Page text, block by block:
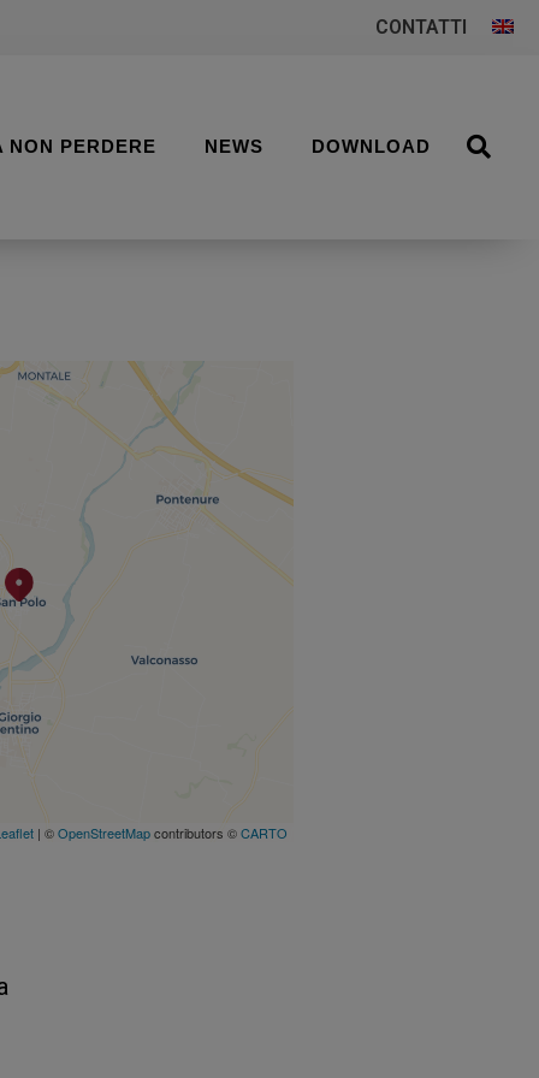
CONTATTI
NON PERDERE NEWS DOWNLOAD
| ©OpenStreetMapcontributors ©CARTO